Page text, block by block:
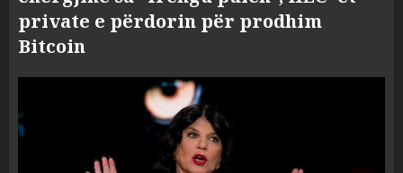
private e përdorin për prodhim
Bitcoin